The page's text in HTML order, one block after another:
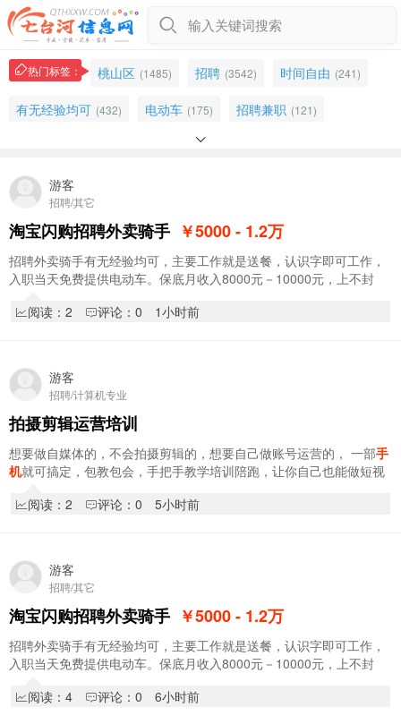
输入关键词搜索
热门标签： 桃山区 (1485) 招聘 (3542) 时间自由 (241)
有无经验均可 (432) 电动车 (175) 招聘兼职 (121)
新兴区
摩托车 (105)
骑手 万宝小区 (960) 饿了么招聘骑手
客服 (216) 男女不限 (670) 家电 (1027) 快递驿站 (195)
售后

游客
招聘/其它
淘宝闪购招聘外卖骑手 ￥5000 - 1.2万
招聘外卖骑手有无经验均可，主要工作就是送餐，认识字即可工作，
入职当天免费提供电动车。保底月收入8000元－10000元，上不封
阅读：2
评论：0 1小时前
游客
招聘/计算机专业
拍摄剪辑运营培训
想要做自媒体的，不会拍摄剪辑的，想要自己做账号运营的， 一部手
机就可搞定，包教包会，手把手教学培训陪跑，让你自己也能做短视
阅读：2
评论：0 5小时前
游客
招聘/其它
淘宝闪购招聘外卖骑手 ￥5000 - 1.2万
招聘外卖骑手有无经验均可，主要工作就是送餐，认识字即可工作，
入职当天免费提供电动车。保底月收入8000元－10000元，上不封
阅读：4
评论：0 6小时前